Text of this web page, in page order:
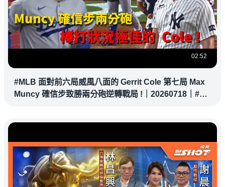
02:52
#MLB 面對前六局威風八面的 Gerrit Cole 第七局 Max
Muncy 確信步致勝兩分砲逆轉戰局 !｜20260718｜#洛